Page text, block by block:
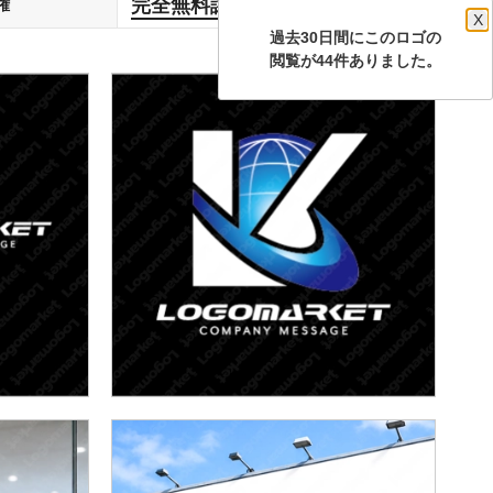
過去30日間にこのロゴの
X
閲覧が44件ありました。